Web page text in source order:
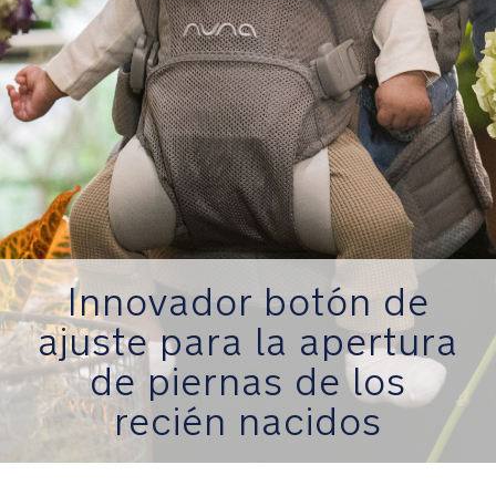
arneses
de
hombros
y
cintura.
Pieza
ajustable
que
mantiene
las
correas
de
los
hombros
conectadas
Innovador botón de
ajuste para la apertura
de piernas de los
recién nacidos